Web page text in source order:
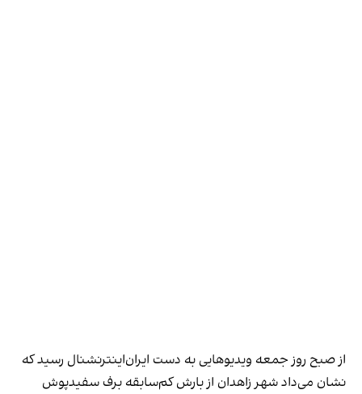
از صبح روز جمعه ویدیوهایی به دست ایران‌اینترنشنال رسید که
نشان می‌داد شهر زاهدان از بارش کم‌سابقه برف سفیدپوش